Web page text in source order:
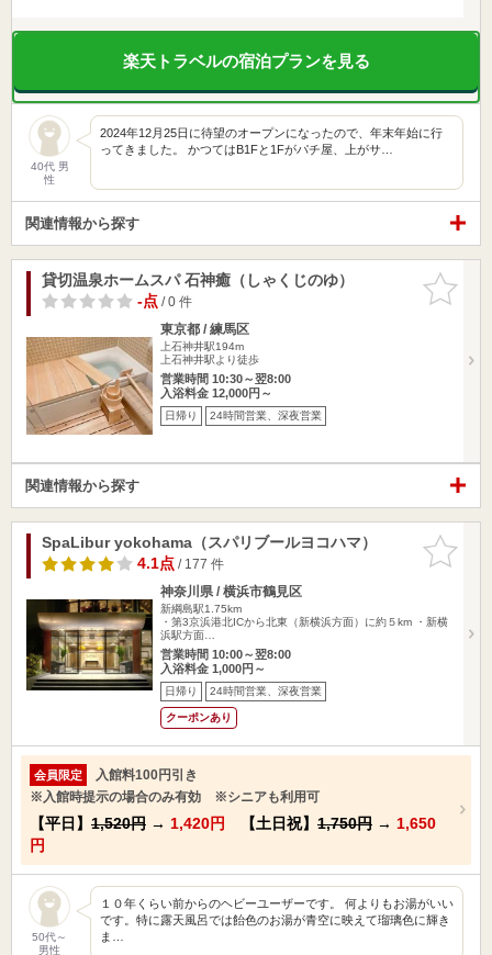
楽天トラベルの宿泊プランを見る
40代 男
性
2024年12月25日に待望のオープンになったので、年末年始に行
ってきました。 かつてはB1Fと1Fがパチ屋、上がサ…
関連情報から探す
お気に入
りに追加
貸切温泉ホームスパ 石神癒（しゃくじのゆ）
-点/ 0 件
東京都 / 練馬区
上石神井駅194m
上石神井駅より徒歩
営業時間 10:30～翌8:00
入浴料金 12,000円～
日帰り 24時間営業、深夜営業
関連情報から探す
お気に入
りに追加
SpaLibur yokohama（スパリブールヨコハマ）
4.1点/ 177 件
神奈川県 / 横浜市鶴見区
新綱島駅1.75km
・第3京浜港北ICから北東（新横浜方面）に約５km ・新横
浜駅方面…
営業時間 10:00～翌8:00
入浴料金 1,000円～
日帰り 24時間営業、深夜営業
クーポンあり
会員限定
入館料100円引き
※入館時提示の場合のみ有効 ※シニアも利用可
【平日】 1,520円 → 1,420円 【土日祝】 1,750円 → 1,650
円
50代～
男性
１０年くらい前からのヘビーユーザーです。 何よりもお湯がいい
です。特に露天風呂では飴色のお湯が青空に映えて瑠璃色に輝き
ま…